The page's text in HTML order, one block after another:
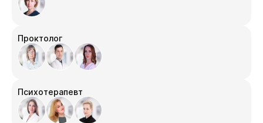
Проктолог
Психотерапевт